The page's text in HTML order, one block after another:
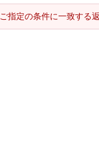
ご指定の条件に一致する